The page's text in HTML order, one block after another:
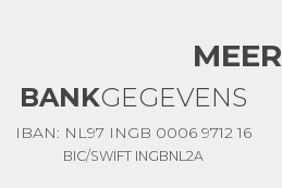
MEER
BANKGEGEVENS
IBAN: NL97 INGB 0006 9712 16
BIC/SWIFT INGBNL2A